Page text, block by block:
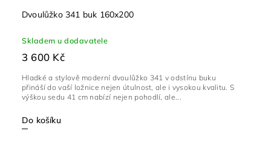
Dvoulůžko 341 buk 160x200
Skladem u dodavatele
3 600 Kč
Do košíku
Hladké a stylově moderní dvoulůžko 341 v odstínu buku
přináší do vaší ložnice nejen útulnost, ale i vysokou kvalitu. S
výškou sedu 41 cm nabízí nejen pohodlí, ale...